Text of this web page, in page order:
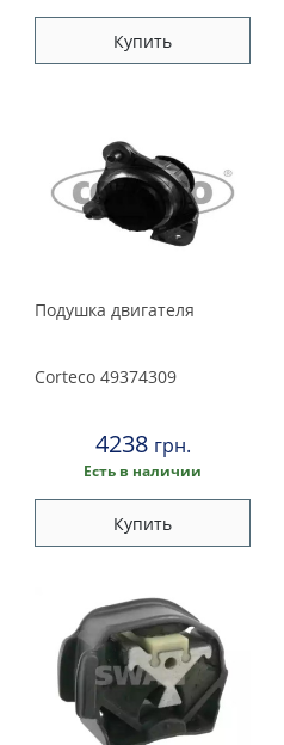
Купить
Подушка двигателя
Corteco 49374309
4238 грн.
Есть в наличии
Купить